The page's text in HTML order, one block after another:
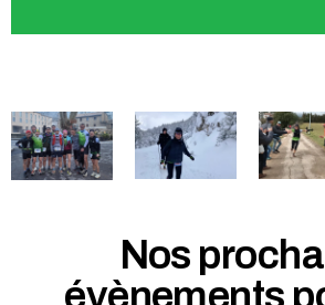
Nos
évènements